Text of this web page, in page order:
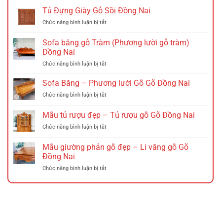
Tủ Đựng Giày Gỗ Sồi Đồng Nai
Chức năng bình luận bị tắtở
Đựng
Giày
Sồi
Nai
Sofa băng gỗ Tràm (Phương lười gỗ tràm)
Đồng Nai
Chức năng bình luận bị tắtở
băng
Tràm
lười
tràm)
Nai
Sofa Băng – Phương lười Gỗ Gõ Đồng Nai
Chức năng bình luận bị tắtở
Băng
Phương
Gỗ
Gõ
Nai
Mẫu tủ rượu đẹp – Tủ rượu gỗ Gõ Đồng Nai
Chức năng bình luận bị tắtở
rượu
–
rượu
Mẫu giường phản gỗ đẹp – Li văng gỗ Gõ
Đồng Nai
Chức năng bình luận bị tắtở
giường